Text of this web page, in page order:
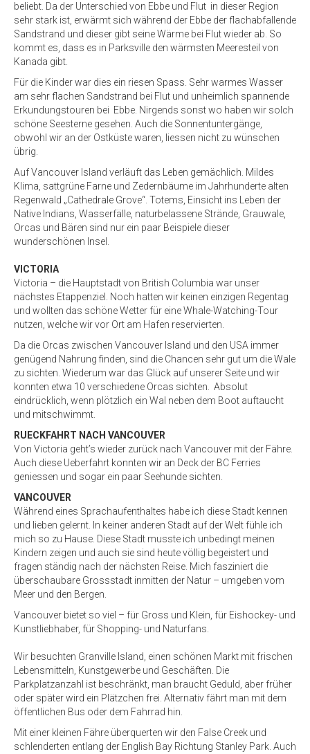
beliebt. Da der Unterschied von Ebbe und Flut in dieser Region
sehr stark ist, erwärmt sich während der Ebbe der flachabfallende
Sandstrand und dieser gibt seine Wärme bei Flut wieder ab. So
kommt es, dass es in Parksville den wärmsten Meeresteil von
Kanada gibt.
Für die Kinder war dies ein riesen Spass. Sehr warmes Wasser
am sehr flachen Sandstrand bei Flut und unheimlich spannende
Erkundungstouren bei Ebbe. Nirgends sonst wo haben wir solch
schöne Seesterne gesehen. Auch die Sonnentuntergänge,
obwohl wir an der Ostküste waren, liessen nicht zu wünschen
übrig.
Auf Vancouver Island verläuft das Leben gemächlich. Mildes
Klima, sattgrüne Farne und Zedernbäume im Jahrhunderte alten
Regenwald „Cathedrale Grove“. Totems, Einsicht ins Leben der
Native Indians, Wasserfälle, naturbelassene Strände, Grauwale,
Orcas und Bären sind nur ein paar Beispiele dieser
wunderschönen Insel.
VICTORIA
Victoria – die Hauptstadt von British Columbia war unser
nächstes Etappenziel. Noch hatten wir keinen einzigen Regentag
und wollten das schöne Wetter für eine Whale-Watching-Tour
nutzen, welche wir vor Ort am Hafen reservierten.
Da die Orcas zwischen Vancouver Island und den USA immer
genügend Nahrung finden, sind die Chancen sehr gut um die Wale
zu sichten. Wiederum war das Glück auf unserer Seite und wir
konnten etwa 10 verschiedene Orcas sichten. Absolut
eindrücklich, wenn plötzlich ein Wal neben dem Boot auftaucht
und mitschwimmt.
RUECKFAHRT NACH VANCOUVER
Von Victoria geht’s wieder zurück nach Vancouver mit der Fähre.
Auch diese Ueberfahrt konnten wir an Deck der BC Ferries
geniessen und sogar ein paar Seehunde sichten.
VANCOUVER
Während eines Sprachaufenthaltes habe ich diese Stadt kennen
und lieben gelernt. In keiner anderen Stadt auf der Welt fühle ich
mich so zu Hause. Diese Stadt musste ich unbedingt meinen
Kindern zeigen und auch sie sind heute völlig begeistert und
fragen ständig nach der nächsten Reise. Mich fasziniert die
überschaubare Grossstadt inmitten der Natur – umgeben vom
Meer und den Bergen.
Vancouver bietet so viel – für Gross und Klein, für Eishockey- und
Kunstliebhaber, für Shopping- und Naturfans.
Wir besuchten Granville Island, einen schönen Markt mit frischen
Lebensmitteln, Kunstgewerbe und Geschäften. Die
Parkplatzanzahl ist beschränkt, man braucht Geduld, aber früher
oder später wird ein Plätzchen frei. Alternativ fährt man mit dem
öffentlichen Bus oder dem Fahrrad hin.
Mit einer kleinen Fähre überquerten wir den False Creek und
schlenderten entlang der English Bay Richtung Stanley Park. Auch